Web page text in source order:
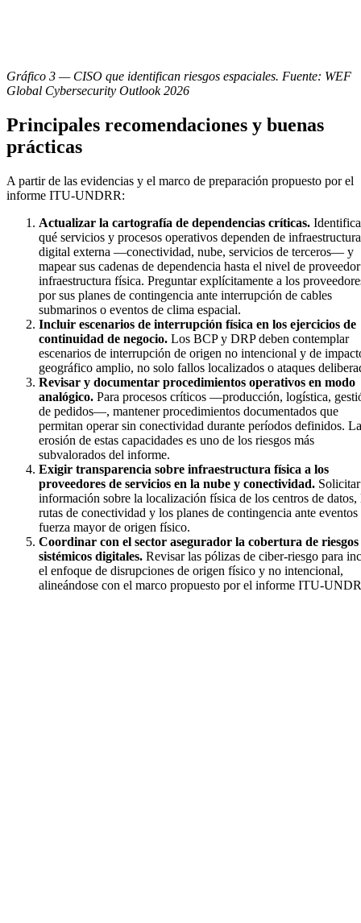
Gráfico 3 — CISO que identifican riesgos espaciales. Fuente: WEF
Global Cybersecurity Outlook 2026
Principales recomendaciones y buenas
prácticas
A partir de las evidencias y el marco de preparación propuesto por el
informe ITU-UNDRR:
Actualizar la cartografía de dependencias críticas.
qué servicios y procesos operativos dependen de infraestructura
digital externa —conectividad, nube, servicios de terceros— y
mapear sus cadenas de dependencia hasta el nivel de
infraestructura física. Preguntar explícitamente a los
por sus planes de contingencia ante interrupción de cables
submarinos o eventos de clima espacial.
Incluir escenarios de interrupción física en los ejercicios de
continuidad de negocio. Los BCP y DRP deben contemplar
escenarios de interrupción de origen no intencional y de
geográfico amplio, no solo fallos localizados o ataques
Revisar y documentar procedimientos operativos en modo
analógico. Para procesos críticos —producción, logística,
de pedidos—, mantener procedimientos documentados que
permitan operar sin conectividad durante períodos definidos. La
erosión de estas capacidades es uno de los riesgos más
subvalorados del informe.
Exigir transparencia sobre infraestructura física a los
proveedores de servicios en la nube y conectividad. Solicitar
información sobre la localización física de los centros de datos,
rutas de conectividad y los planes de contingencia ante eventos
fuerza mayor de origen físico.
Coordinar con el sector asegurador la cobertura de riesgos
sistémicos digitales. Revisar las pólizas de ciber-riesgo para
el enfoque de disrupciones de origen físico y no intencional,
alineándose con el marco propuesto por el informe ITU-